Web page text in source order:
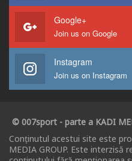
Google+
Join us on Google
Instagram
Join us on Instagram
© 007sport - parte a KADI
Conținutul acestui site este
MEDIA GROUP. Este interzisă